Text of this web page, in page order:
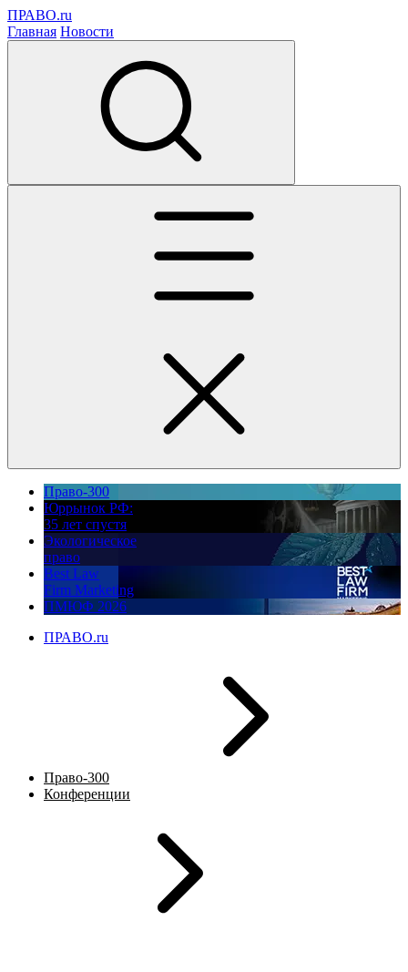
ПРАВО.ru
Главная Новости
Право-300
Юррынок РФ:
35 лет спустя
Экологическое
право
Best Law
Firm Marketing
ПМЮФ 2026
ПРАВО.ru
Право-300
Конференции